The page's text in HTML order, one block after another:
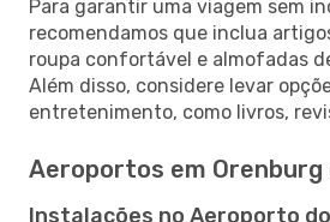
Para garantir uma viagem sem
recomendamos que inclua
roupa confortável e almofadas
Além disso, considere levar
entretenimento, como livros,
Aeroportos em
Instalações no Aeroporto